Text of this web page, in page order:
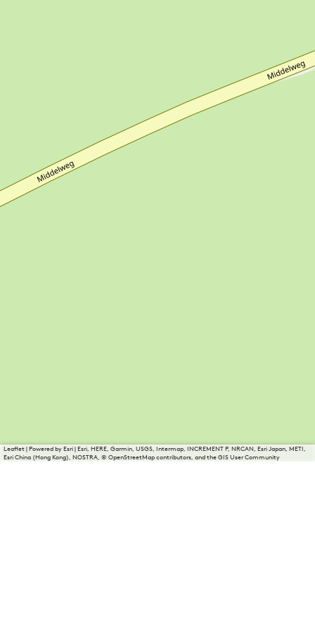
Leaflet|Powered by Esri | Esri, HERE, Garmin, USGS, Intermap, INCREMENT P, NRCAN, Esri Japan, METI,
Esri China (Hong Kong), NOSTRA, © OpenStreetMap contributors, and the GIS User Community